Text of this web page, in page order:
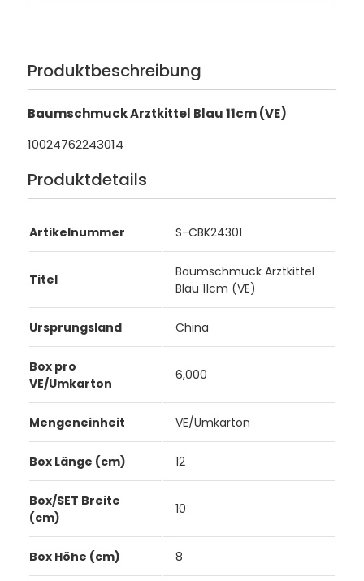
Produktbeschreibung
Baumschmuck Arztkittel Blau 11cm (VE)
10024762243014
Produktdetails
Artikelnummer S-CBK24301
Titel
Baumschmuck Arztkittel
Blau 11cm (VE)
Ursprungsland China
Box pro
VE/Umkarton
6,000
Mengeneinheit VE/Umkarton
Box Länge (cm) 12
Box/SET Breite
(cm)
10
Box Höhe (cm) 8